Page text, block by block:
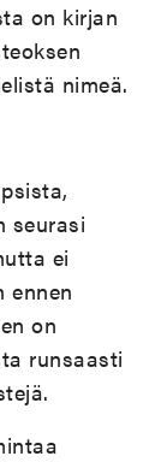
on kirjan
nimeä.
seurasi
ei
ennen
on
runsaasti